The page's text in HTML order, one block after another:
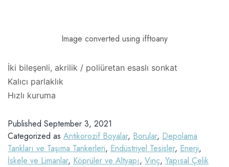
Image converted using ifftoany
İki bileşenli, akrilik / poliüretan esaslı sonkat
Kalıcı parlaklık
Hızlı kuruma
Published September 3, 2021
Categorized as Antikorozif Boyalar, Borular, Depolama
Tankları ve Taşıma Tankerleri, Endüstriyel Tesisler, Enerji,
İskele ve Limanlar, Köprüler ve Altyapı, Vinç, Yapısal Çelik